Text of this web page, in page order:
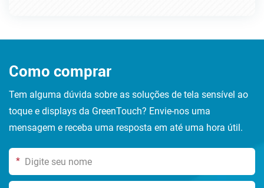
Como comprar
Tem alguma dúvida sobre as soluções de tela sensível ao
toque e displays da GreenTouch? Envie-nos uma
mensagem e receba uma resposta em até uma hora útil.
*